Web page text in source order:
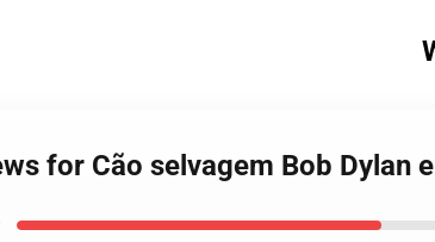
for Cão selvagem Bob